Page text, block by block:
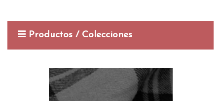
Productos / Colecciones